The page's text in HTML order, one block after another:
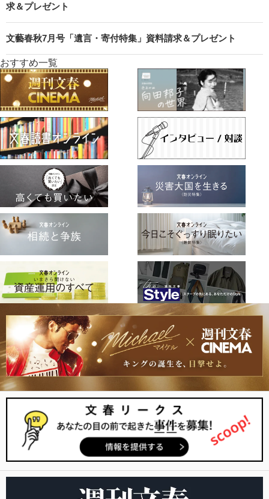
求＆プレゼント
文藝春秋7月号「遺言・寄付特集」資料請求＆プレゼント
おすすめ一覧